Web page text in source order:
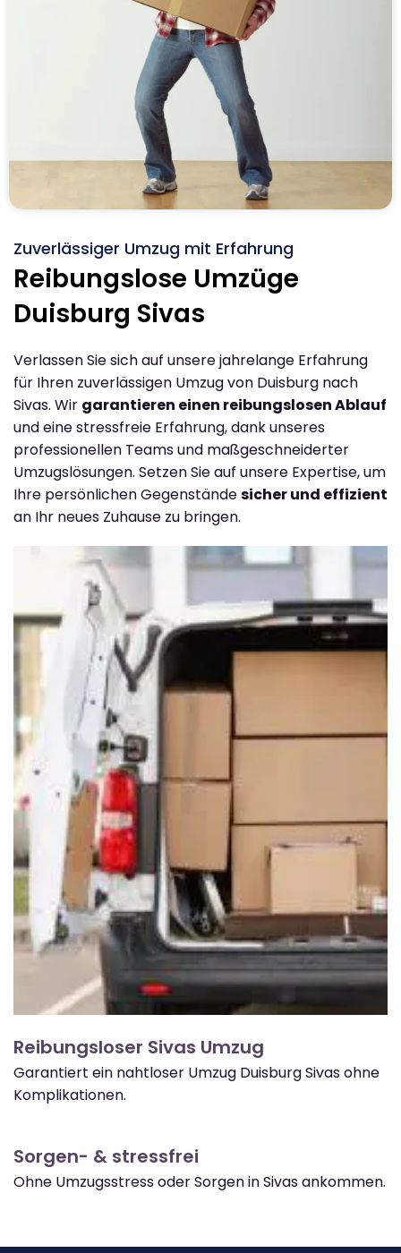
Zuverlässiger Umzug mit Erfahrung
Reibungslose Umzüge
Duisburg Sivas
Verlassen Sie sich auf unsere jahrelange Erfahrung
für Ihren zuverlässigen Umzug von Duisburg nach
Sivas. Wir garantieren einen reibungslosen Ablauf
und eine stressfreie Erfahrung, dank unseres
professionellen Teams und maßgeschneiderter
Umzugslösungen. Setzen Sie auf unsere Expertise, um
Ihre persönlichen Gegenständesicher und effizient
an Ihr neues Zuhause zu bringen.
Reibungsloser Sivas Umzug
Garantiert ein nahtloser Umzug Duisburg Sivas ohne
Komplikationen.
Sorgen- & stressfrei
Ohne Umzugsstress oder Sorgen in Sivas ankommen.